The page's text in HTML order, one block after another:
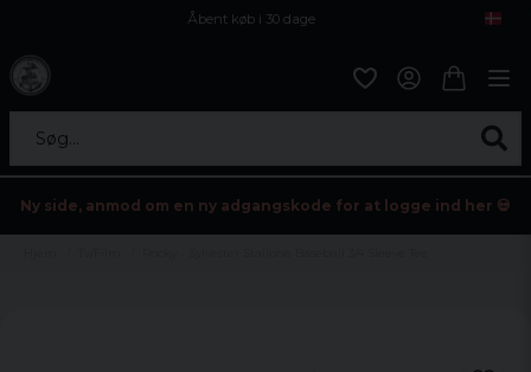
Åbent køb i 30 dage
Søg...
Ny side, anmod om en ny adgangskode for at logge ind her 💀